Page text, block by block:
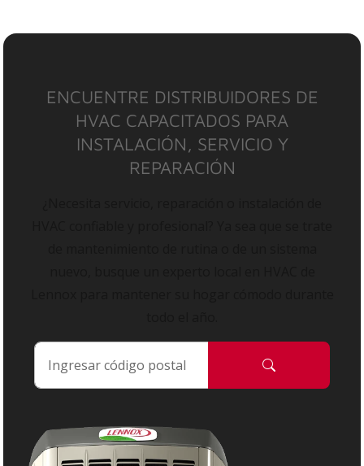
ENCUENTRE DISTRIBUIDORES DE
HVAC CAPACITADOS PARA
INSTALACIÓN, SERVICIO Y
REPARACIÓN